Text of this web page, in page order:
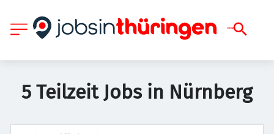
5 Teilzeit Jobs in Nürnberg